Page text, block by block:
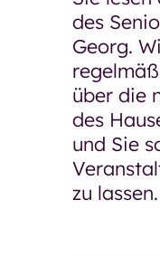
Restaurant
Häufige
des
Georg.
über die
des
und Sie
zu lassen.